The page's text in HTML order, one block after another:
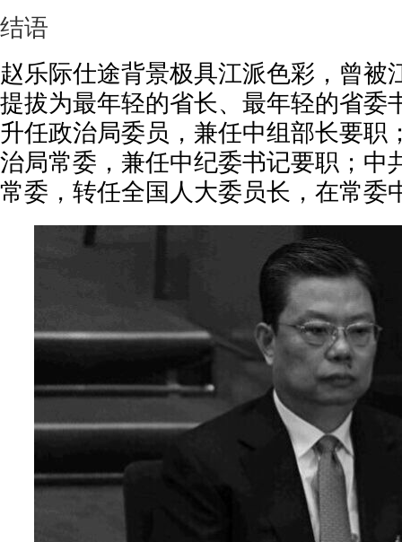
结语
赵乐际仕途背景极具江派色彩，曾被
提拔为最年轻的省长、最年轻的省委
升任政治局委员，兼任中组部长要职
治局常委，兼任中纪委书记要职；中
常委，转任全国人大委员长，在常委